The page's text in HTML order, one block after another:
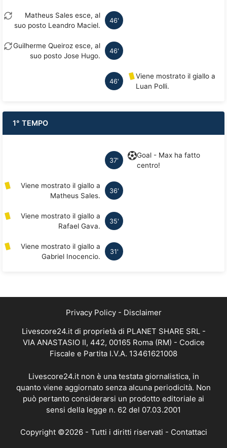
46'
Matheus Sales esce, al
suo posto Leandro Maciel.
46'
Guilherme Queiroz esce, al
suo posto Jose Hugo.
46'
Viene mostrato il giallo a
Luan Polli.
1° TEMPO
37'
Goal - Max ha fatto
centro!
36'
Viene mostrato il giallo a
Matheus Sales.
35'
Viene mostrato il giallo a
Rafael Gava.
31'
Viene mostrato il giallo a
Gabriel Inocencio.
Privacy Policy- Disclaimer
Livescore24.it di proprietà di PLANET SHARE SRL -
VIA ANASTASIO II, 442, 00165 Roma (RM) - Codice
Fiscale e Partita I.V.A. 13461621008
Livescore24.it non è una testata giornalistica, in
quanto viene aggiornato senza alcuna periodicità. Non
può pertanto considerarsi un prodotto editoriale ai
sensi della legge n. 62 del 07.03.2001
Copyright ©2026 - Tutti i diritti riservati - Contattaci